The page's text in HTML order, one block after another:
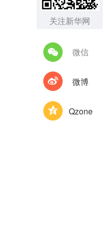
关注新华网
微信
微博
Qzone